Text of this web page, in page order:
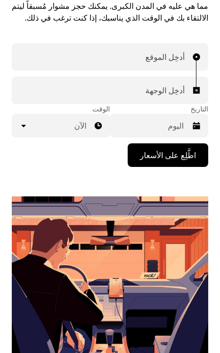
مما هي عليه في المدن الكبرى. يمكنك حجز مشوار مُسبقاً ليتم
الالتقاء بك في الوقت الذي يناسبك، إذا كنت ترغب في ذلك.
أدخِل الموقع
أدخِل الوجهة
التاريخ
اضغط
على
مفتاح
للأسفل
لاستخدام
التقويم
التاريخ.
اضغط
على
زر
الخروج
لإغلاق
التقويم.
الوقت
الآن
اطَّلِع على الأسعار